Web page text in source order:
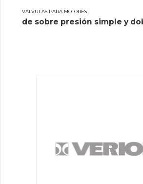
VÁLVULAS PARA MOTORES
de sobre presión simple y